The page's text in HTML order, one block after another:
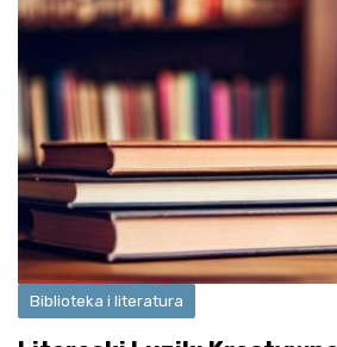
Biblioteka i literatura